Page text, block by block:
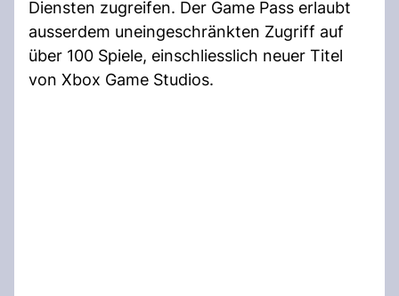
Diensten zugreifen. Der Game Pass erlaubt
ausserdem uneingeschränkten Zugriff auf
über 100 Spiele, einschliesslich neuer Titel
von Xbox Game Studios.